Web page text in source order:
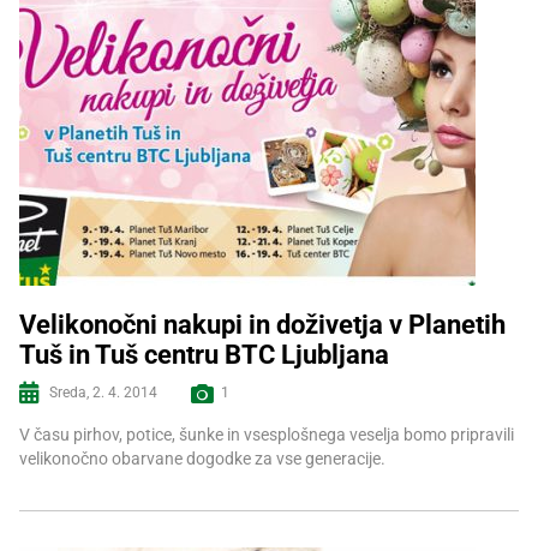
Več informacij
Velikonočni nakupi in doživetja v Planetih
Tuš in Tuš centru BTC Ljubljana
Sreda, 2. 4. 2014 1
V času pirhov, potice, šunke in vsesplošnega veselja bomo pripravili
velikonočno obarvane dogodke za vse generacije.